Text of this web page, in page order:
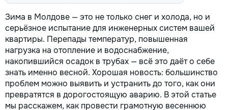
Зима в Молдове — это не только снег и холода, но и
серьёзное испытание для инженерных систем вашей
квартиры. Перепады температур, повышенная
нагрузка на отопление и водоснабжение,
накопившийся осадок в трубах — всё это даёт о себе
знать именно весной. Хорошая новость: большинство
проблем можно выявить и устранить до того, как они
превратятся в дорогостоящую аварию. В этой статье
мы расскажем, как провести грамотную весеннюю